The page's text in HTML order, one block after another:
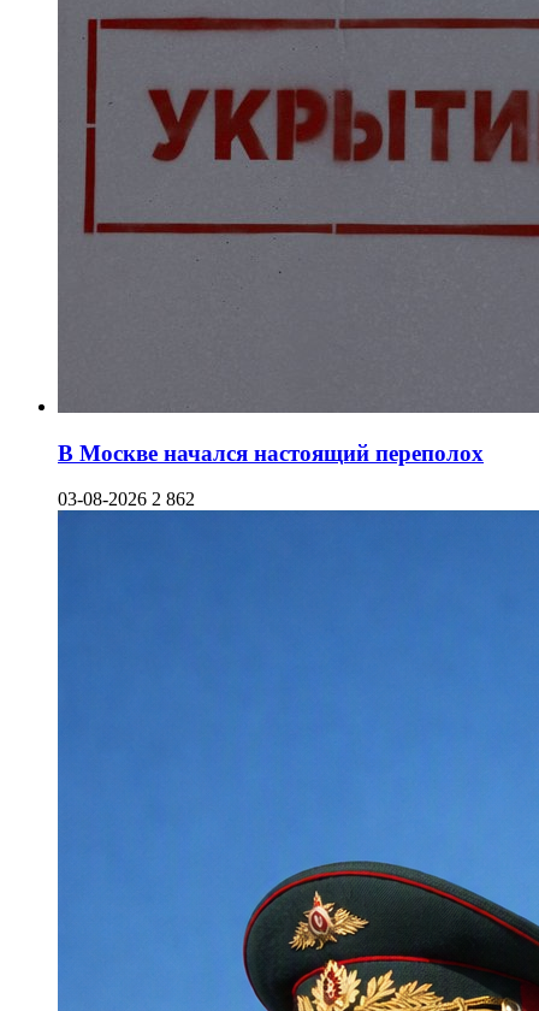
В Москве начался настоящий переполох
03-08-2026 2 862